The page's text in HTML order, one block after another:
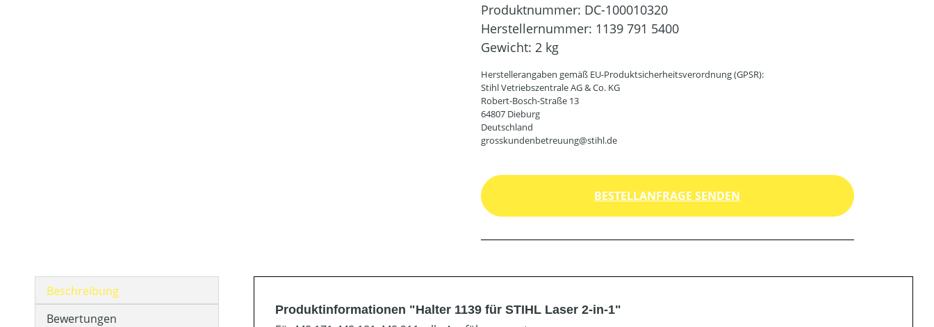
Produktnummer: DC-100010320
Herstellernummer: 1139 791 5400
Gewicht: 2 kg
Herstellerangaben gemäß EU-Produktsicherheitsverordnung (GPSR):
Stihl Vetriebszentrale AG & Co. KG
Robert-Bosch-Straße 13
64807 Dieburg
Deutschland
grosskundenbetreuung@stihl.de
BESTELLANFRAGE SENDEN
Beschreibung
Bewertungen
Produktinformationen "Halter 1139 für STIHL Laser 2-in-1"